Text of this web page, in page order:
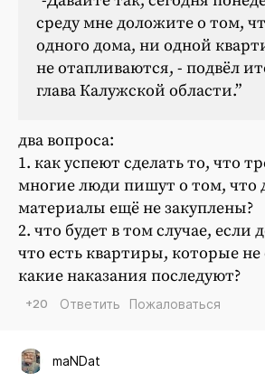
среду мне доложите о том,
одного дома, ни одной
не отапливаются, - подвёл
глава Калужской области.”
два вопроса:
1. как успеют сделать то, что
многие люди пишут о том, что
материалы ещё не закуплены?
2. что будет в том случае, если
что есть квартиры, которые
какие наказания последуют?
+20 Ответить Пожаловаться
maNDat